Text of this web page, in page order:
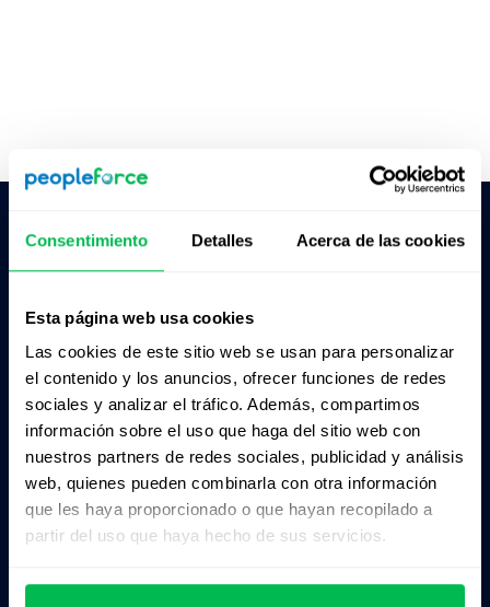
Consentimiento Detalles Acerca de las cookies
Esta página web usa cookies
Las cookies de este sitio web se usan para personalizar
el contenido y los anuncios, ofrecer funciones de redes
sociales y analizar el tráfico. Además, compartimos
información sobre el uso que haga del sitio web con
nuestros partners de redes sociales, publicidad y análisis
web, quienes pueden combinarla con otra información
que les haya proporcionado o que hayan recopilado a
partir del uso que haya hecho de sus servicios.
Business driven. People focused.
gestionar el talento, el tiempo, el rendimiento y la